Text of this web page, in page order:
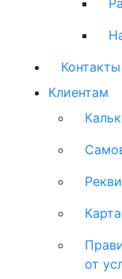
Контакты
Клиентам
от